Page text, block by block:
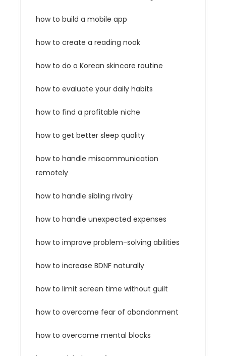
how to build a mobile app
how to create a reading nook
how to do a Korean skincare routine
how to evaluate your daily habits
how to find a profitable niche
how to get better sleep quality
how to handle miscommunication
remotely
how to handle sibling rivalry
how to handle unexpected expenses
how to improve problem-solving abilities
how to increase BDNF naturally
how to limit screen time without guilt
how to overcome fear of abandonment
how to overcome mental blocks